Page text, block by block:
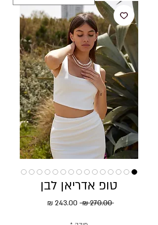
טופ אדריאן לבן
‏270.00 ‏₪ מחיר רגיל